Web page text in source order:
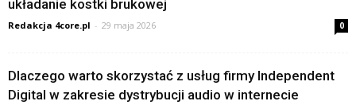
układanie kostki brukowej
Redakcja 4core.pl - 29 maja 2026 0
Dlaczego warto skorzystać z usług firmy Independent
Digital w zakresie dystrybucji audio w internecie